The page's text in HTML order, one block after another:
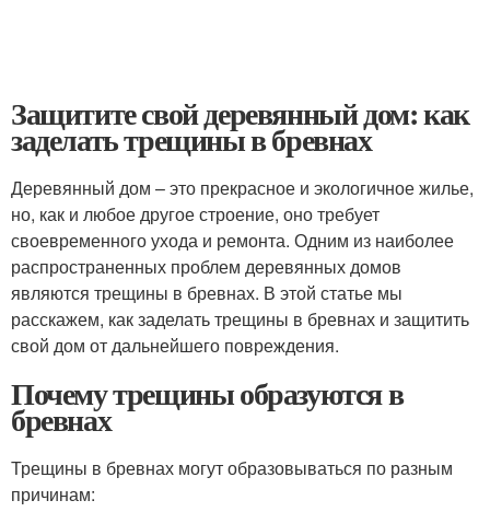
Защитите свой деревянный дом: как
заделать трещины в бревнах
Деревянный дом – это прекрасное и экологичное жилье,
но, как и любое другое строение, оно требует
своевременного ухода и ремонта. Одним из наиболее
распространенных проблем деревянных домов
являются трещины в бревнах. В этой статье мы
расскажем, как заделать трещины в бревнах и защитить
свой дом от дальнейшего повреждения.
Почему трещины образуются в
бревнах
Трещины в бревнах могут образовываться по разным
причинам: